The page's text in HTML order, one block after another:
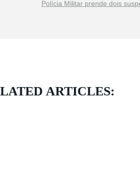
Polícia Militar prende dois
ARTICLES: